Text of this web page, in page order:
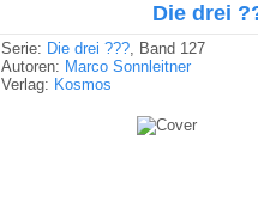
Die drei
Serie: Die drei ???, Band 127
Autoren: Marco Sonnleitner
Verlag: Kosmos